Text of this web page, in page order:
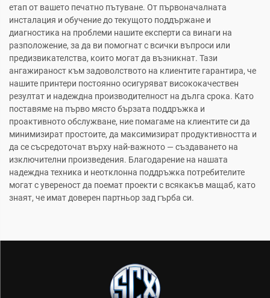
етап от вашето печатно пътуване. От първоначалната
инсталация и обучение до текущото поддържане и
диагностика на проблеми нашите експерти са винаги на
разположение, за да ви помогнат с всички въпроси или
предизвикателства, които могат да възникнат. Тази
ангажираност към задоволството на клиентите гарантира, че
нашите принтери постоянно осигуряват висококачествен
резултат и надеждна производителност на дълга срока. Като
поставяме на първо място бързата поддръжка и
проактивното обслужване, ние помагаме на клиентите си да
минимизират простоите, да максимизират продуктивността и
да се съсредоточат върху най-важното — създаването на
изключителни произведения. Благодарение на нашата
надеждна техника и неотклонна поддръжка потребителите
могат с увереност да поемат проекти с всякакъв мащаб, като
знаят, че имат доверен партньор зад гърба си.